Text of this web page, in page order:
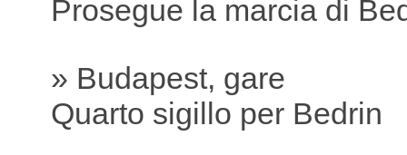
Prosegue la marcia di
» Budapest, gare
Quarto sigillo per Bedrin